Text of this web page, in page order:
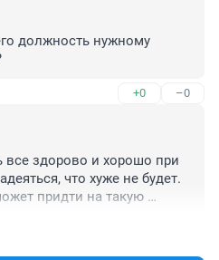
должность нужному
+0 –0
все здорово и хорошо при
что хуже не будет.
придти на такую